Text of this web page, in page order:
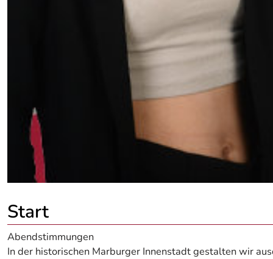
Start
Abendstimmungen
In der historischen Marburger Innenstadt gestalten wir